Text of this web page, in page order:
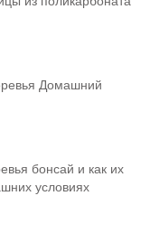
Домашний
бонсай и как их
условиях